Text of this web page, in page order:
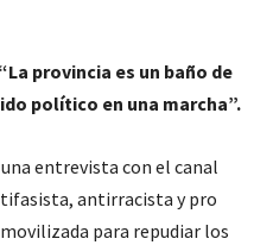
provincia es un baño de
político en una marcha”.
entrevista con el canal
antirracista y pro
para repudiar los